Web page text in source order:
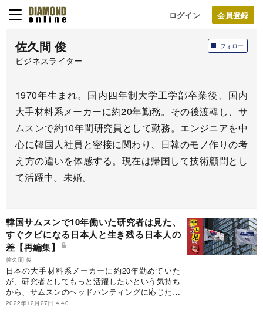
ログイン
フォロー
佐久間 俊
ビジネスライター
1970年生まれ。国内四年制大学工学部卒業後、国内
大手材料系メーカーに約20年勤務。その後渡韓し、サ
ムスンで約10年間研究員として勤務。エンジニアを中
心に韓国人社員と密接に関わり、日韓のモノ作りの考
え方の違いを体感する。現在は帰国して技術顧問とし
て活躍中。未婚。
韓国サムスンで10年働いた研究者は見た、
すぐクビになる日本人と生き残る日本人の
差【再編集】
佐久間 俊
日本の大手材料系メーカーに約20年勤めていた
が、研究者としてもっと活躍したいという気持ち
から、サムスンのヘッドハンティングに応じた筆
者。2010年、40代前半で韓国へ渡り、サムスンで
2022年12月27日 4:40